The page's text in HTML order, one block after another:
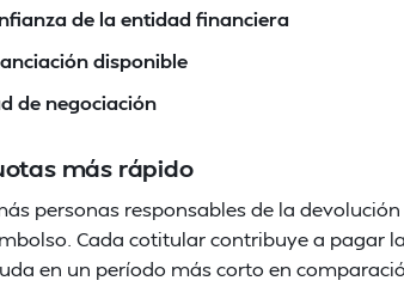
de la entidad financiera
disponible
de negociación
más rápido
personas responsables de la
Cada cotitular contribuye a pagar
en un período más corto en